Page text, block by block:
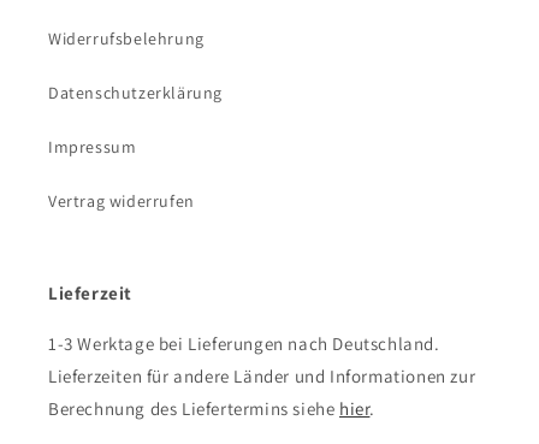
Widerrufsbelehrung
Datenschutzerklärung
Impressum
Vertrag widerrufen
Lieferzeit
1-3 Werktage bei Lieferungen nach Deutschland.
Lieferzeiten für andere Länder und Informationen zur
Berechnung des Liefertermins siehe hier.